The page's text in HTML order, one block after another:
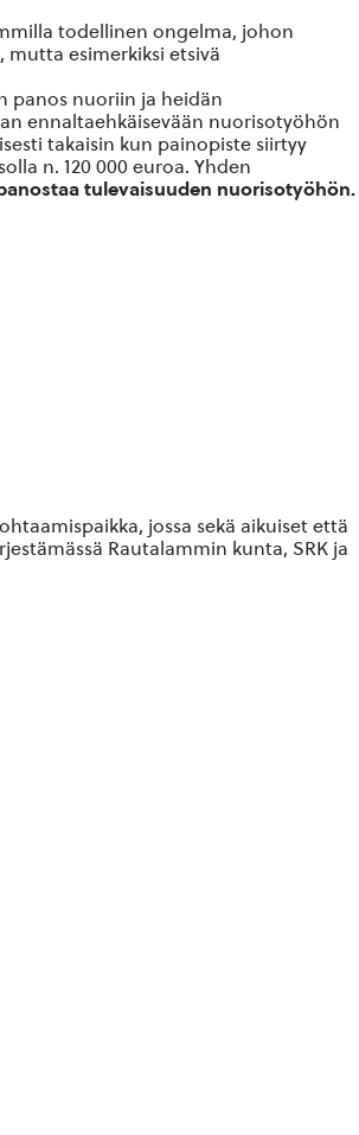
todellinen ongelma, johon
esimerkiksi etsivä
panos nuoriin ja heidän
ennaltaehkäisevään nuorisotyöhön
takaisin kun painopiste siirtyy
n. 120 000 euroa. Yhden
tulevaisuuden nuorisotyöhön.
jossa sekä aikuiset että
Rautalammin kunta, SRK ja